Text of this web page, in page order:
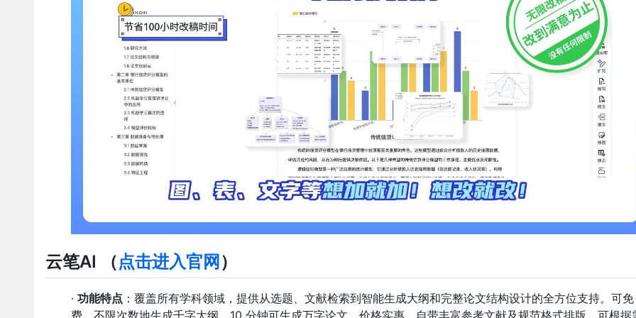
云笔AI （点击进入官网）
· 功能特点 ：覆盖所有学科领域，提供从选题、文献检索到智能生成大纲和完整论文结构设计的全方位支持。可免
费、不限次数地生成千字大纲，10 分钟可生成万字论文，价格实惠，自带丰富参考文献及规范格式排版，可根据